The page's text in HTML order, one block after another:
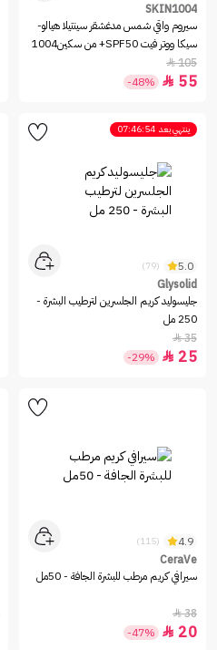
SKIN1004
سيروم واقي شمس مدغشقر سينتيلا هيالو-
سيكا ووتر فيت SPF50+ من سكين1004
- 50مل
105

55

-48%
ينتهي بعد 07:46:54
5.0
(79)
Glysolid
جليسوليد كريم الجلسرين لترطيب البشرة -
250 مل
35

25

-29%
4.9
(115)
CeraVe
سيرافي كريم مرطب للبشرة الجافة - 50مل
38

20

-47%